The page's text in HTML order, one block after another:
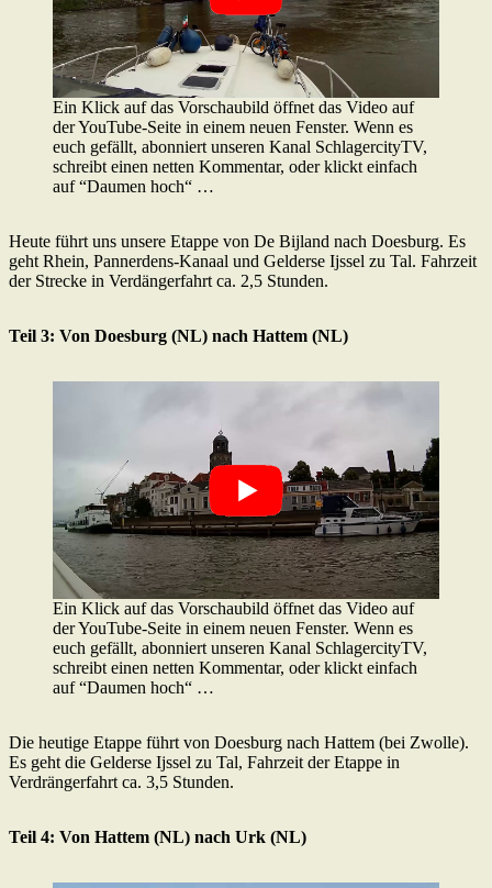
Ein Klick auf das Vorschaubild öffnet das Video auf
der YouTube-Seite in einem neuen Fenster. Wenn es
euch gefällt, abonniert unseren Kanal SchlagercityTV,
schreibt einen netten Kommentar, oder klickt einfach
auf “Daumen hoch“ …
Heute führt uns unsere Etappe von De Bijland nach Doesburg. Es
geht Rhein, Pannerdens-Kanaal und Gelderse Ijssel zu Tal. Fahrzeit
der Strecke in Verdängerfahrt ca. 2,5 Stunden.
Teil 3: Von Doesburg (NL) nach Hattem (NL)
Ein Klick auf das Vorschaubild öffnet das Video auf
der YouTube-Seite in einem neuen Fenster. Wenn es
euch gefällt, abonniert unseren Kanal SchlagercityTV,
schreibt einen netten Kommentar, oder klickt einfach
auf “Daumen hoch“ …
Die heutige Etappe führt von Doesburg nach Hattem (bei Zwolle).
Es geht die Gelderse Ijssel zu Tal, Fahrzeit der Etappe in
Verdrängerfahrt ca. 3,5 Stunden.
Teil 4: Von Hattem (NL) nach Urk (NL)